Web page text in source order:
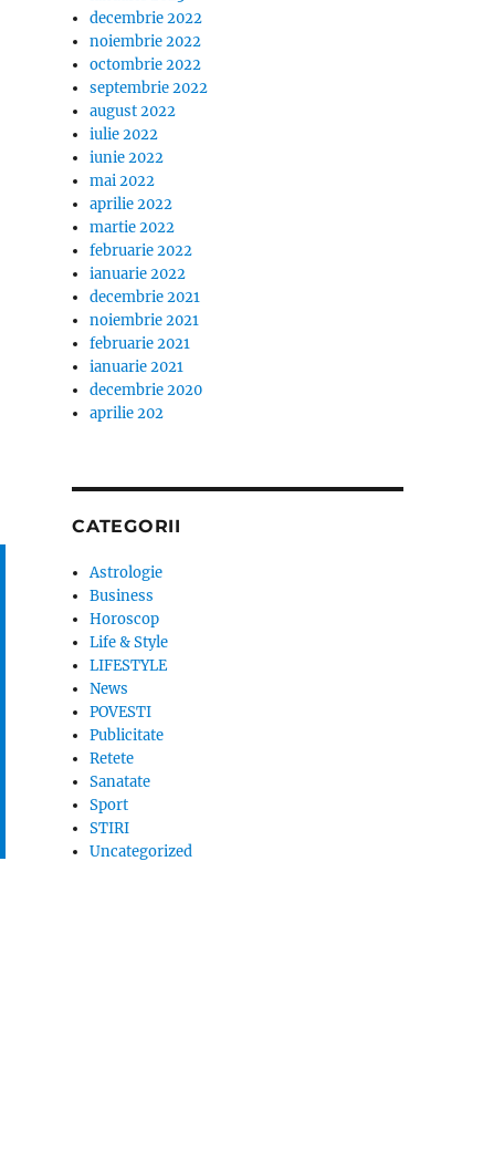
decembrie 2022
noiembrie 2022
octombrie 2022
septembrie 2022
august 2022
iulie 2022
iunie 2022
mai 2022
aprilie 2022
martie 2022
februarie 2022
ianuarie 2022
decembrie 2021
noiembrie 2021
februarie 2021
ianuarie 2021
decembrie 2020
aprilie 202
CATEGORII
Astrologie
Business
Horoscop
Life & Style
LIFESTYLE
News
POVESTI
Publicitate
Retete
Sanatate
Sport
STIRI
Uncategorized